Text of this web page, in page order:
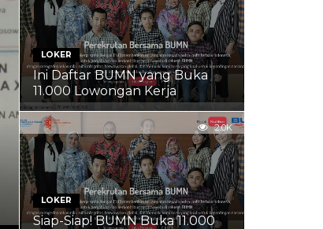
LOKER
Ini Daftar BUMN yang Buka
11.000 Lowongan Kerja
LOKER
Siap-Siap! BUMN Buka 11.000
2.0K